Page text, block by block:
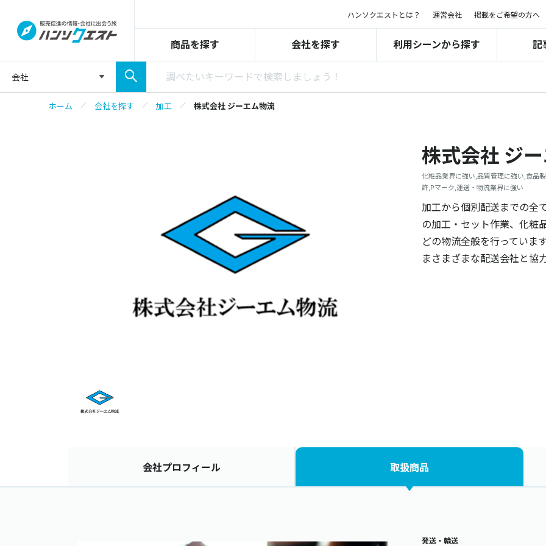
ハンソクエストとは？ 運営会社 掲載をご希望の方へ
商品を探す 会社を探す 利用シーンから探す 記
会社
ホーム 会社を探す 加工 株式会社 ジーエム物流
株式会社 ジ
化粧品業界に強い,品質管理に強い,食品
許,Pマーク,運送・物流業界に強い
加工から個別配送までの全
の加工・セット作業、化粧
どの物流全般を行っていま
まさまざまな配送会社と協
会社プロフィール 取扱商品
発送・輸送